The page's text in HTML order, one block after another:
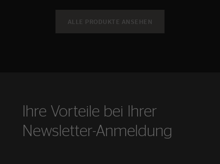
ALLE PRODUKTE ANSEHEN
Ihre Vorteile bei Ihrer
Newsletter-Anmeldung